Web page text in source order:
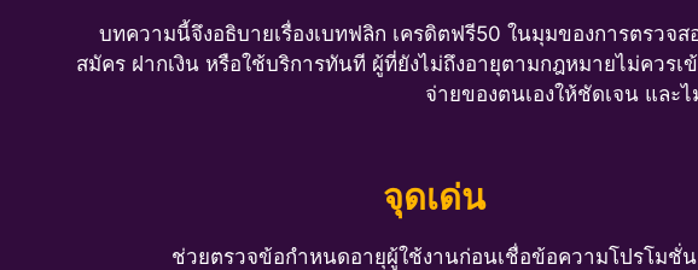
บทความนี้จึงอธิบายเรื่องเบทฟลิก เครดิตฟรี50 ในมุมของการตรว
สมัคร ฝากเงิน หรือใช้บริการทันที ผู้ที่ยังไม่ถึงอายุตามกฎหมายไม่ควร
จ่ายของตนเองให้ชัดเจน และ
จุดเด่น
ช่วยตรวจข้อกำหนดอายุผู้ใช้งานก่อนเชื่อข้อความโปรโมชั่น